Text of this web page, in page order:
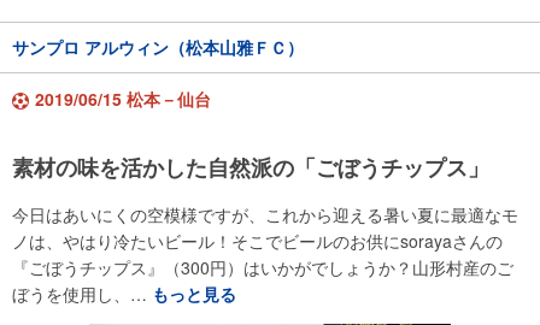
サンプロ アルウィン（松本山雅ＦＣ）
2019/06/15 松本－仙台
素材の味を活かした自然派の「ごぼうチップス」
今日はあいにくの空模様ですが、これから迎える暑い夏に最適なモ
ノは、やはり冷たいビール！そこでビールのお供にsorayaさんの
『ごぼうチップス』（300円）はいかがでしょうか？山形村産のご
ぼうを使用し、… もっと見る